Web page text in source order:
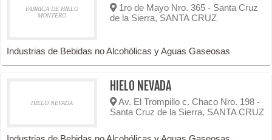
FABRICA DE HIELO
MONTERO
1ro de Mayo Nro. 365 - Santa Cruz
de la Sierra, SANTA CRUZ
Industrias de Bebidas no Alcohólicas y Aguas Gaseosas
HIELO NEVADA
HIELO NEVADA
Av. El Trompillo c. Chaco Nro. 198 -
Santa Cruz de la Sierra, SANTA CRUZ